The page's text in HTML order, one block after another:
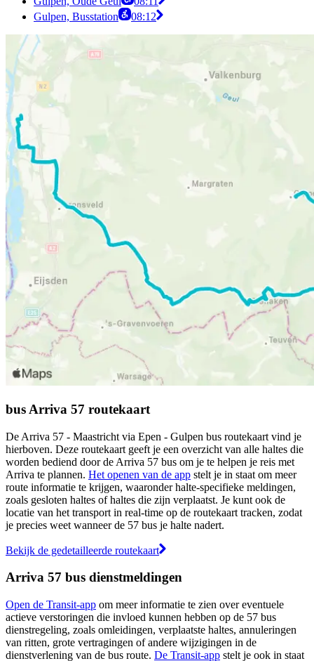
Gulpen, Busstation
08:12
bus Arriva 57 routekaart
De Arriva 57 - Maastricht via Epen - Gulpen bus routekaart vind je
hierboven. Deze routekaart geeft je een overzicht van alle haltes die
worden bediend door de Arriva 57 bus om je te helpen je reis met
Arriva te plannen. Het openen van de app stelt je in staat om meer
route informatie te krijgen, waaronder halte-specifieke meldingen,
zoals gesloten haltes of haltes die zijn verplaatst. Je kunt ook de
locatie van het transport in real-time op de routekaart tracken, zodat
je precies weet wanneer de 57 bus je halte nadert.
Bekijk de gedetailleerde routekaart
Arriva 57 bus dienstmeldingen
Open de Transit-app om meer informatie te zien over eventuele
actieve verstoringen die invloed kunnen hebben op de 57 bus
dienstregeling, zoals omleidingen, verplaatste haltes, annuleringen
van ritten, grote vertragingen of andere wijzigingen in de
dienstverlening van de bus route. De Transit-app stelt je ook in staat